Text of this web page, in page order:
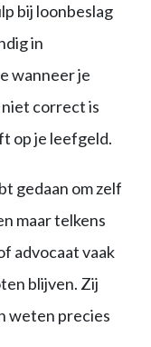
bij loonbeslag
in
wanneer je
correct is
op je leefgeld.
gedaan om zelf
maar telkens
advocaat vaak
blijven. Zij
weten precies